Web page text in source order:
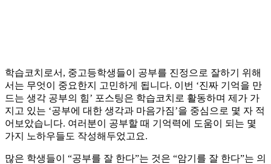
학습코치로서, 중고등학생들이 공부를 진정으로 잘하기 위해
서는 무엇이 중요한지 고민하게 됩니다. 이번 ‘진짜 기억을 만
드는 생각 공부의 힘’ 포스팅은 학습코치로 활동하며 제가 가
지고 있는 ‘공부에 대한 생각과 마음가짐’을 중심으로 몇 자 적
어보았습니다. 여러분이 공부할 때 기억력에 도움이 되는 몇
가지 노하우들도 작성해두었고요.
많은 학생들이 “공부를 잘 한다”는 것은 “암기를 잘 한다”는 의